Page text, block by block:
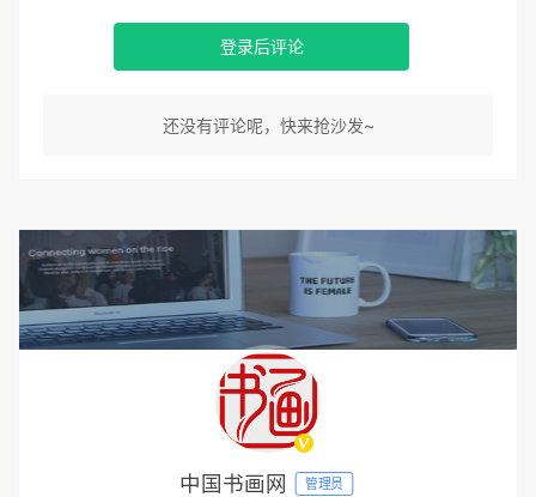
登录后评论
还没有评论呢，快来抢沙发~
中国书画网 管理员